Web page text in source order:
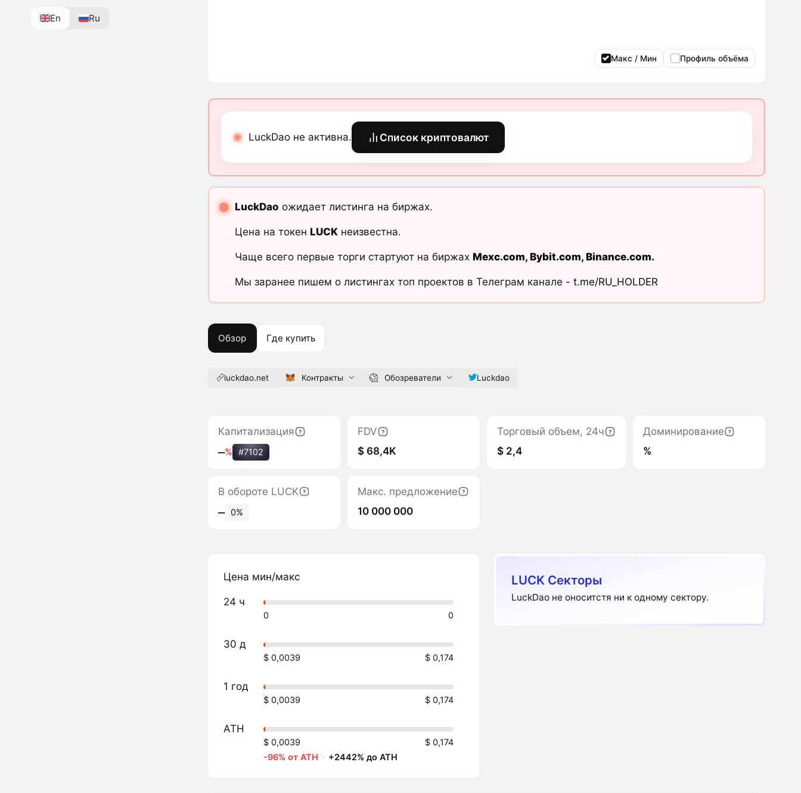
En Ru
Макс / Мин Профиль объёма
LuckDao не активна. Список криптовалют
LuckDao ожидает листинга на биржах.
Цена на токен LUCKнеизвестна.
Чаще всего первые торги стартуют на биржах Mexc.com, Bybit.com, Binance.com.
Мы заранее пишем о листингах топ проектов в Телеграм канале - t.me/RU_HOLDER
Обзор Где купить
luckdao.net Контракты Обозреватели Luckdao
Капитализация
‒% #7102
FDV
$ 68,4K
Торговый объем, 24ч
$ 2,4
Доминирование
%
В обороте LUCK
‒ 0%
Макс. предложение
10 000 000
Цена мин/макс
24 ч
0 0
30 д
$ 0,0039 $ 0,174
1 год
$ 0,0039 $ 0,174
ATH
$ 0,0039
$ 0,174
-96% от ATH · +2442% до ATH
LUCK Секторы
LuckDao не оноситстя ни к одному сектору.